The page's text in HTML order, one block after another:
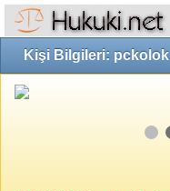
Kişi Bilgileri: pckolok